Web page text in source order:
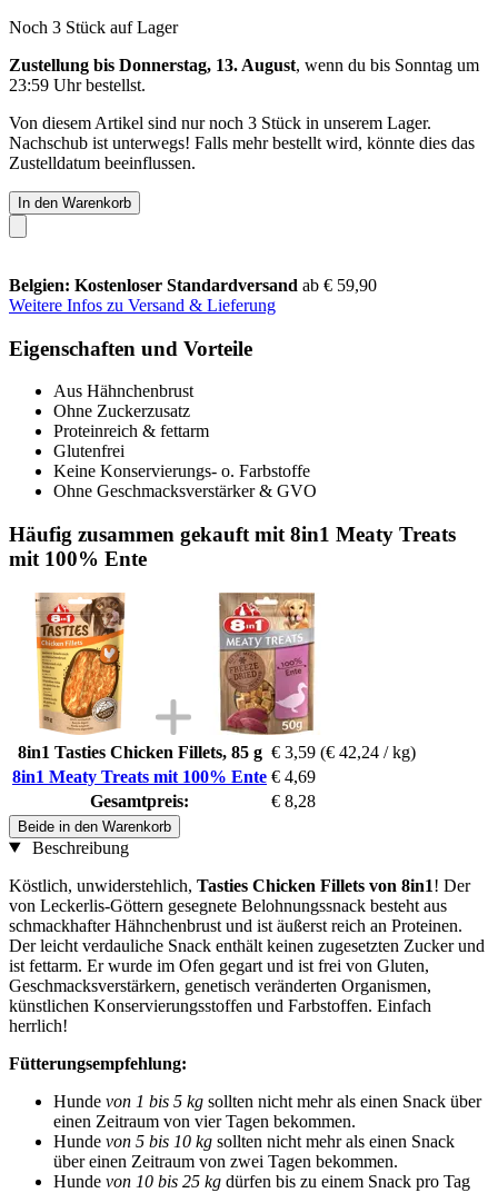
Noch 3 Stück auf Lager
Zustellung bis Donnerstag, 13. August, wenn du bis Sonntag um
23:59 Uhrbestellst.
Von diesem Artikel sind nur noch 3 Stück in unserem Lager.
Nachschub ist unterwegs! Falls mehr bestellt wird, könnte dies das
Zustelldatum beeinflussen.
In den Warenkorb
Belgien: Kostenloser Standardversand ab € 59,90
Weitere Infos zu Versand & Lieferung
Eigenschaften und Vorteile
Aus Hähnchenbrust
Ohne Zuckerzusatz
Proteinreich & fettarm
Glutenfrei
Keine Konservierungs- o. Farbstoffe
Ohne Geschmacksverstärker & GVO
Häufig zusammen gekauft mit 8in1 Meaty Treats
mit 100% Ente
8in1 Tasties Chicken Fillets, 85 g € 3,59 (€ 42,24 / kg)
8in1 Meaty Treats mit 100% Ente € 4,69
Gesamtpreis:
€ 8,28
Beide in den Warenkorb
Beschreibung
Köstlich, unwiderstehlich, Tasties Chicken Fillets von 8in1! Der
von Leckerlis-Göttern gesegnete Belohnungssnack besteht aus
schmackhafter Hähnchenbrust und ist äußerst reich an Proteinen.
Der leicht verdauliche Snack enthält keinen zugesetzten Zucker und
ist fettarm. Er wurde im Ofen gegart und ist frei von Gluten,
Geschmacksverstärkern, genetisch veränderten Organismen,
künstlichen Konservierungsstoffen und Farbstoffen. Einfach
herrlich!
Fütterungsempfehlung:
Hunde von 1 bis 5 kg sollten nicht mehr als einen Snack über
einen Zeitraum von vier Tagen bekommen.
Hunde von 5 bis 10 kg sollten nicht mehr als einen Snack
über einen Zeitraum von zwei Tagen bekommen.
Hunde von 10 bis 25 kg dürfen bis zu einem Snack pro Tag